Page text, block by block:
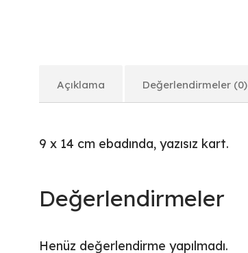
Açıklama Değerlendirmeler (0)
9 x 14 cm ebadında, yazısız kart.
Değerlendirmeler
Henüz değerlendirme yapılmadı.